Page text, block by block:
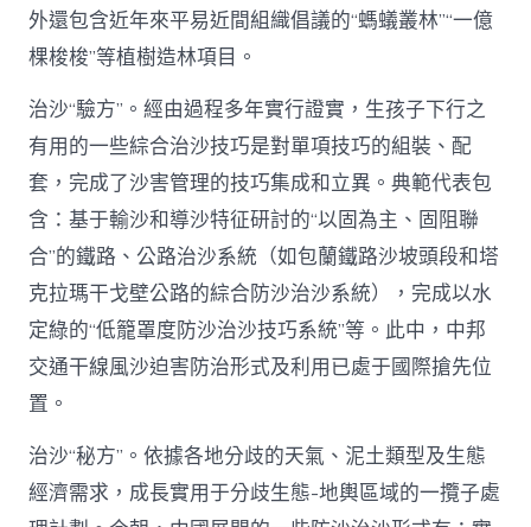
外還包含近年來平易近間組織倡議的“螞蟻叢林”“一億
棵梭梭”等植樹造林項目。
治沙“驗方”。經由過程多年實行證實，生孩子下行之
有用的一些綜合治沙技巧是對單項技巧的組裝、配
套，完成了沙害管理的技巧集成和立異。典範代表包
含：基于輸沙和導沙特征研討的“以固為主、固阻聯
合”的鐵路、公路治沙系統（如包蘭鐵路沙坡頭段和塔
克拉瑪干戈壁公路的綜合防沙治沙系統），完成以水
定綠的“低籠罩度防沙治沙技巧系統”等。此中，中邦
交通干線風沙迫害防治形式及利用已處于國際搶先位
置。
治沙“秘方”。依據各地分歧的天氣、泥土類型及生態
經濟需求，成長實用于分歧生態-地輿區域的一攬子處